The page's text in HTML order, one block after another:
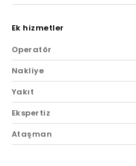
Ek hizmetler
Operatör
Nakliye
Yakıt
Ekspertiz
Ataşman